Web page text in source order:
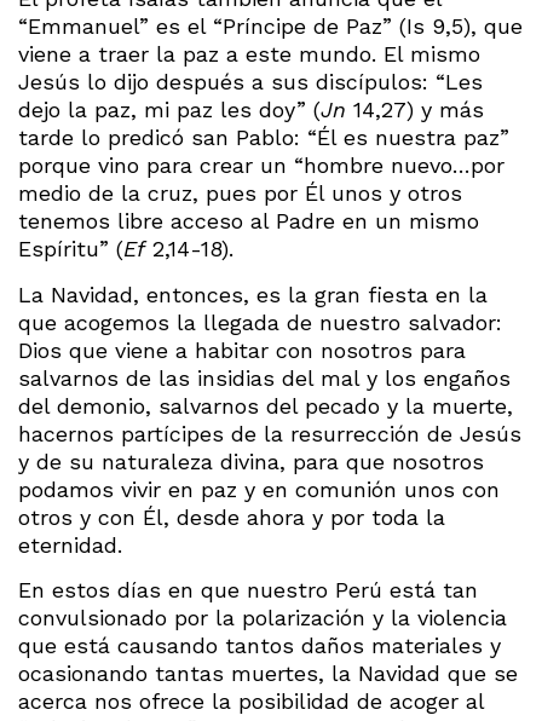
“Emmanuel” es el “Príncipe de Paz” (Is 9,5), que
viene a traer la paz a este mundo. El mismo
Jesús lo dijo después a sus discípulos: “Les
dejo la paz, mi paz les doy” (Jn 14,27) y más
tarde lo predicó san Pablo: “Él es nuestra paz”
porque vino para crear un “hombre nuevo…por
medio de la cruz, pues por Él unos y otros
tenemos libre acceso al Padre en un mismo
Espíritu” (Ef2,14-18).
La Navidad, entonces, es la gran fiesta en la
que acogemos la llegada de nuestro salvador:
Dios que viene a habitar con nosotros para
salvarnos de las insidias del mal y los engaños
del demonio, salvarnos del pecado y la muerte,
hacernos partícipes de la resurrección de Jesús
y de su naturaleza divina, para que nosotros
podamos vivir en paz y en comunión unos con
otros y con Él, desde ahora y por toda la
eternidad.
En estos días en que nuestro Perú está tan
convulsionado por la polarización y la violencia
que está causando tantos daños materiales y
ocasionando tantas muertes, la Navidad que se
acerca nos ofrece la posibilidad de acoger al